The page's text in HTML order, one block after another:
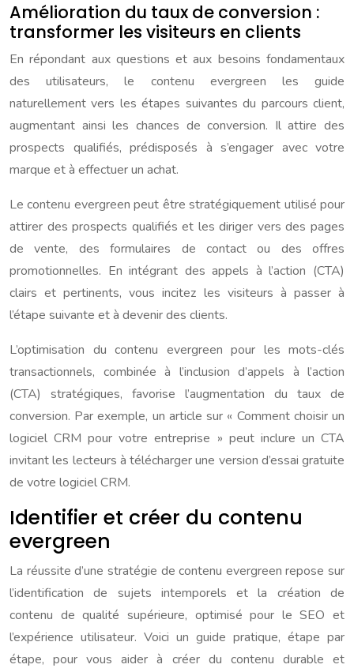
Amélioration du taux de conversion :
transformer les visiteurs en clients
En répondant aux questions et aux besoins fondamentaux
des utilisateurs, le contenu evergreen les guide
naturellement vers les étapes suivantes du parcours client,
augmentant ainsi les chances de conversion. Il attire des
prospects qualifiés, prédisposés à s’engager avec votre
marque et à effectuer un achat.
Le contenu evergreen peut être stratégiquement utilisé pour
attirer des prospects qualifiés et les diriger vers des pages
de vente, des formulaires de contact ou des offres
promotionnelles. En intégrant des appels à l’action (CTA)
clairs et pertinents, vous incitez les visiteurs à passer à
l’étape suivante et à devenir des clients.
L’optimisation du contenu evergreen pour les mots-clés
transactionnels, combinée à l’inclusion d’appels à l’action
(CTA) stratégiques, favorise l’augmentation du taux de
conversion. Par exemple, un article sur « Comment choisir un
logiciel CRM pour votre entreprise » peut inclure un CTA
invitant les lecteurs à télécharger une version d’essai gratuite
de votre logiciel CRM.
Identifier et créer du contenu
evergreen
La réussite d’une stratégie de contenu evergreen repose sur
l’identification de sujets intemporels et la création de
contenu de qualité supérieure, optimisé pour le SEO et
l’expérience utilisateur. Voici un guide pratique, étape par
étape, pour vous aider à créer du contenu durable et